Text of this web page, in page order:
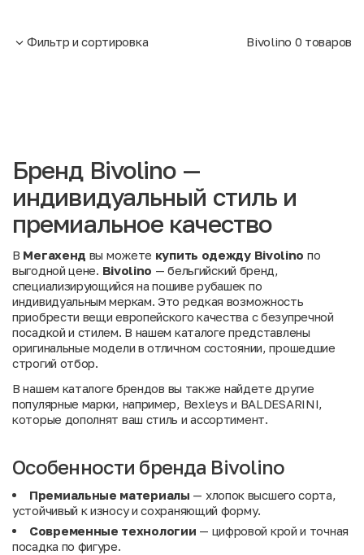
Фильтр и сортировка Bivolino 0 товаров
Бренд Bivolino —
индивидуальный стиль и
премиальное качество
В Мегахенд вы можете купить одежду Bivolino по
выгодной цене. Bivolino — бельгийский бренд,
специализирующийся на пошиве рубашек по
индивидуальным меркам. Это редкая возможность
приобрести вещи европейского качества с безупречной
посадкой и стилем. В нашем каталоге представлены
оригинальные модели в отличном состоянии, прошедшие
строгий отбор.
В нашем каталоге брендов вы также найдете другие
популярные марки, например, Bexleys и BALDESARINI,
которые дополнят ваш стиль и ассортимент.
Особенности бренда Bivolino
Премиальные материалы — хлопок высшего сорта,
устойчивый к износу и сохраняющий форму.
Современные технологии — цифровой крой и точная
посадка по фигуре.